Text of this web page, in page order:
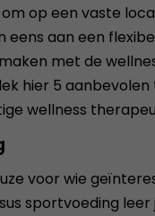
op een vaste
aan een
met de
hier 5 aanbevolen
wellness
voor wie
sportvoeding